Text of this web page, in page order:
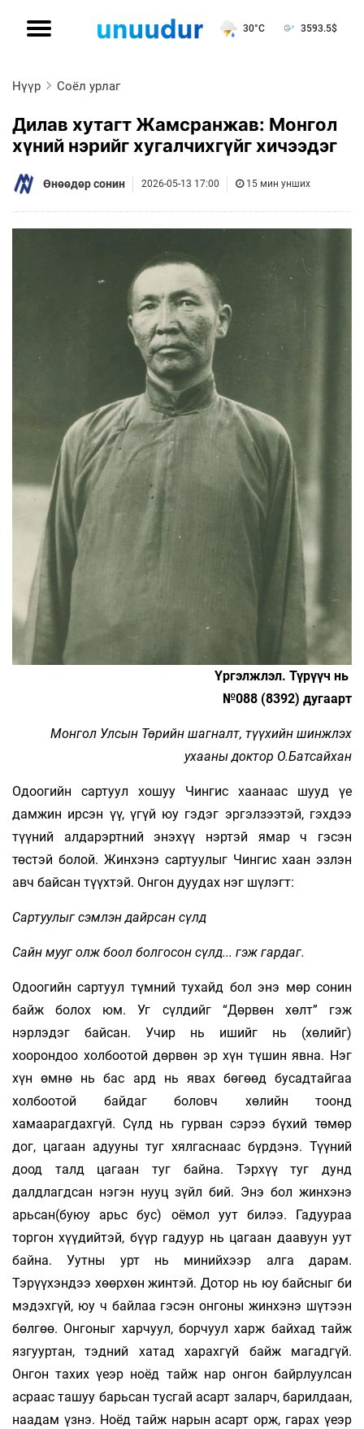
30°C 3593.5$
Нүүр Соёл урлаг
Дилав хутагт Жамсранжав: Монгол
хүний нэрийг хугалчихгүйг хичээдэг
Өнөөдөр сонин 2026-05-13 17:00 15 мин унших
Үргэлжлэл. Түрүүч нь
№088 (8392) дугаарт
Монгол Улсын Төрийн шагналт, түүхийн шинжлэх
ухааны доктор О.Батсайхан
Одоогийн сартуул хошуу Чингис хаанаас шууд үе
дамжин ирсэн үү, үгүй юу гэдэг эргэлзээтэй, гэхдээ
түүний алдарэртний энэхүү нэртэй ямар ч гэсэн
төстэй болой. Жинхэнэ сартуулыг Чингис хаан эзлэн
авч байсан түүхтэй. Онгон дуудах нэг шүлэгт:
Сартуулыг сэмлэн дайрсан сүлд
Сайн мууг олж боол болгосон сүлд... гэж гардаг.
Одоогийн сартуул түмний тухайд бол энэ мөр сонин
байж болох юм. Уг сүлдийг “Дөрвөн хөлт” гэж
нэрлэдэг байсан. Учир нь ишийг нь (хөлийг)
хоорондоо холбоотой дөрвөн эр хүн түшин явна. Нэг
хүн өмнө нь бас ард нь явах бөгөөд бусадтайгаа
холбоотой байдаг боловч хөлийн тоонд
хамаарагдахгүй. Сүлд нь гурван сэрээ бүхий төмөр
дог, цагаан адууны туг хялгаснаас бүрдэнэ. Түүний
доод талд цагаан туг байна. Тэрхүү туг дунд
далдлагдсан нэгэн нууц зүйл бий. Энэ бол жинхэнэ
арьсан(буюу арьс бус) оёмол уут билээ. Гадуураа
торгон хүүдийтэй, бүүр гадуур нь цагаан даавуун уут
байна. Уутны урт нь минийхээр алга дарам.
Тэрүүхэндээ хөөрхөн жинтэй. Дотор нь юу байсныг би
мэдэхгүй, юу ч байлаа гэсэн онгоны жинхэнэ шүтээн
бөлгөө. Онгоныг харчуул, борчуул харж байхад тайж
язгууртан, тэдний хатад харахгүй байж магадгүй.
Онгон тахих үеэр ноёд тайж нар онгон байрлуулсан
асраас ташуу барьсан тусгай асарт заларч, барилдаан,
наадам үзнэ. Ноёд тайж нарын асарт орж, гарах үеэр